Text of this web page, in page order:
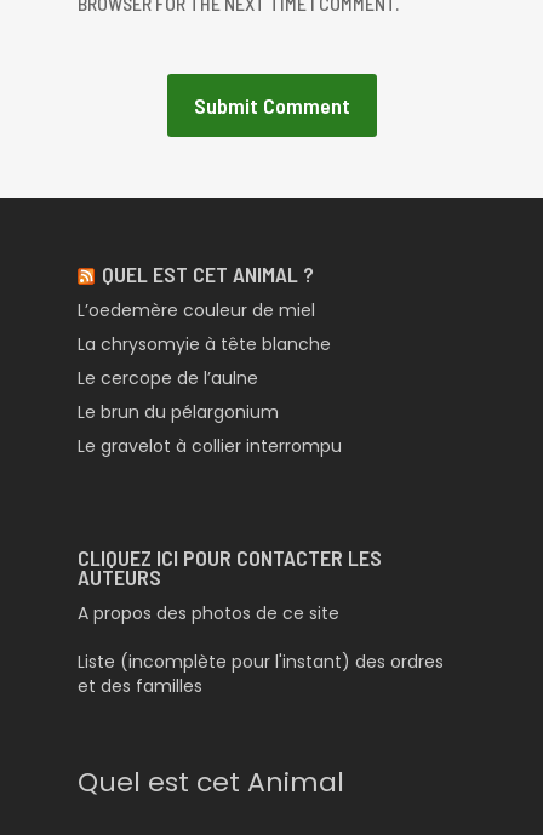
QUEL EST CET ANIMAL ?
L’oedemère couleur de miel
La chrysomyie à tête blanche
Le cercope de l’aulne
Le brun du pélargonium
Le gravelot à collier interrompu
CLIQUEZ ICI POUR CONTACTER LES
AUTEURS
A propos des photos de ce site
Liste (incomplète pour l'instant) des ordres
et des familles
Quel est cet Animal